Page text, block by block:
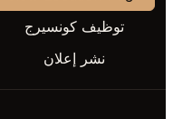
توظيف كونسيرج
نشر إعلان